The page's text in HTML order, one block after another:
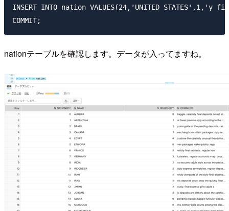
INSERT INTO nation VALUES(24,'UNITED
nationテーブルを確認します。データが入ってますね。